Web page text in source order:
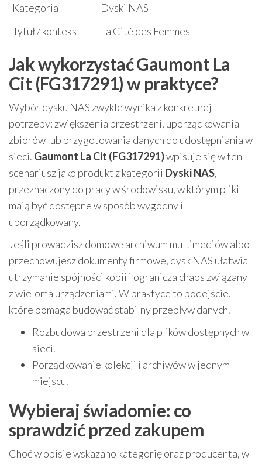
Kategoria
Dyski NAS
Tytuł / kontekst
La Cité des Femmes
Jak wykorzystać Gaumont La
Cit (FG317291) w praktyce?
Wybór dysku NAS zwykle wynika z konkretnej
potrzeby: zwiększenia przestrzeni, uporządkowania
zbiorów lub przygotowania danych do udostępniania w
sieci. Gaumont La Cit (FG317291)wpisuje się w ten
scenariusz jako produkt z kategorii Dyski NAS,
przeznaczony do pracy w środowisku, w którym pliki
mają być dostępne w sposób wygodny i
uporządkowany.
Jeśli prowadzisz domowe archiwum multimediów albo
przechowujesz dokumenty firmowe, dysk NAS ułatwia
utrzymanie spójności kopii i ogranicza chaos związany
z wieloma urządzeniami. W praktyce to podejście,
które pomaga budować stabilny przepływ danych.
Rozbudowa przestrzeni dla plików dostępnych w
sieci.
Porządkowanie kolekcji i archiwów w jednym
miejscu.
Wybieraj świadomie: co
sprawdzić przed zakupem
Choć w opisie wskazano kategorię oraz producenta, w